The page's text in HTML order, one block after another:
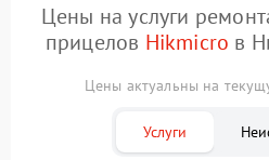
Цены на услуги
прицелов Hikmicro в
Цены актуальны на
Услуги